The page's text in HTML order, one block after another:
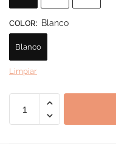
COLOR: Blanco
Blanco
Limpiar
Ibicenco